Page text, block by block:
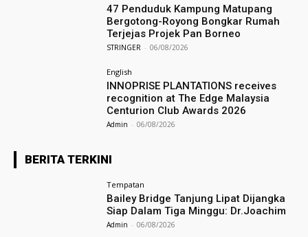
47 Penduduk Kampung Matupang
Bergotong-Royong Bongkar Rumah
Terjejas Projek Pan Borneo
STRINGER - 06/08/2026
English
INNOPRISE PLANTATIONS receives
recognition at The Edge Malaysia
Centurion Club Awards 2026
Admin - 06/08/2026
BERITA TERKINI
Tempatan
Bailey Bridge Tanjung Lipat Dijangka
Siap Dalam Tiga Minggu: Dr.Joachim
Admin - 06/08/2026